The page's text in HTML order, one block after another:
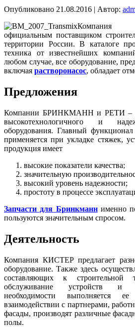
Опубликовано 21.08.2016 | Автор:
Компания
официальным поставщиком
территории России. В каталоге
техника от известнейших
любом случае, все оборудование,
включая растворонасос, обладает
Предложения
Компании БРИНКМАНН и РЕТИ –
высокотехнологичного и
оборудования. Главный
применяется при укладке стяжек,
продукция имеет
высокие показатели качества;
значительную
высокий уровень надежности;
простоту в процессе
Запчасти для Бринкманнименно
пользуются значительным спросом.
Деятельность
Компания КИСТЕР предлагает
оборудование. Также здесь
составляющих к строительной
обслуживание устройств и
необходимости выполняется
взаимодействии с партнерами,
фасады, производят различные
полы.